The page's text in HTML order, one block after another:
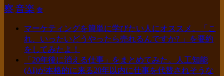
察 音楽 食
マーケティングを簡単に学びたい人にオススメ。「こ
れ、いったいどうやったら売れるんですか? 」を要約
をしてみたよ！
「20年後に消える仕事」をまとめてみた。人工知能
(AI)が本格的に来る20年以内に仕事を代替されそうな